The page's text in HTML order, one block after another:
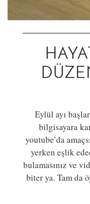
Eylül ayı
bilgisayara
youtube’da
yerken eşlik
bulamasınız ve
biter ya. Tam da